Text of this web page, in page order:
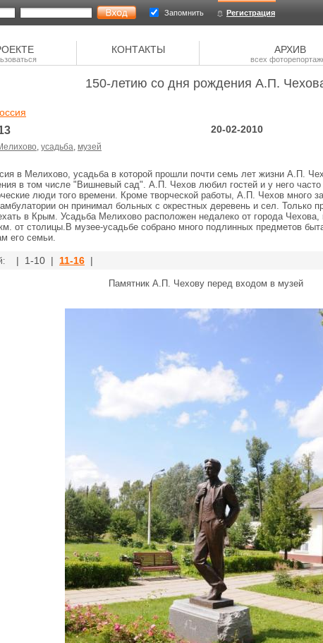
Запомнить Регистрация
КОНТАКТЫ АРХИВ
всех
150-летию со дня рождения А.П.
, усадьба, музей
20-02-2010
в Мелихово, усадьба в которой прошли почти семь лет жизни А.П.
в том числе "Вишневый сад". А.П. Чехов любил гостей и у него часто
люди того времени. Кроме творческой работы, А.П. Чехов много
он принимал больных с окрестных деревень и сел. Только
в Крым. Усадьба Мелихово расположен недалеко от города Чехова,
от столицы.В музее-усадьбе собрано много подлинных предметов
его семьи.
| 1-10 | 11-16 |
Памятник А.П. Чехову перед входом в музей